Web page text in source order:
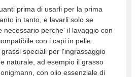
prima di usarli per la prima
in tanto, e lavarli solo se
necessario perche' il lavaggio con
con i capi in pelle.
speciali per l'ingrassaggio
naturale, ad esempio il grasso
con olio essenziale di